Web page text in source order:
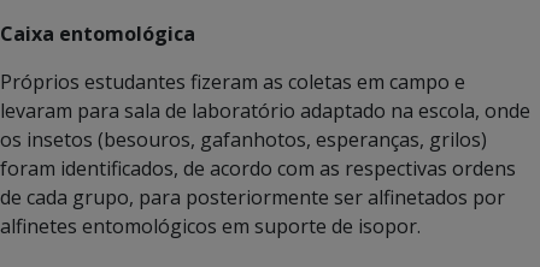
Caixa entomológica
Próprios estudantes fizeram as coletas em campo e
levaram para sala de laboratório adaptado na escola, onde
os insetos (besouros, gafanhotos, esperanças, grilos)
foram identificados, de acordo com as respectivas ordens
de cada grupo, para posteriormente ser alfinetados por
alfinetes entomológicos em suporte de isopor.